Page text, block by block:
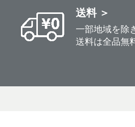
送料 ＞
一部地域を除
送料は全品無